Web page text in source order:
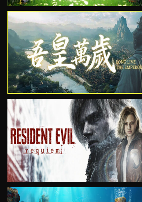
VIEW
VIEW